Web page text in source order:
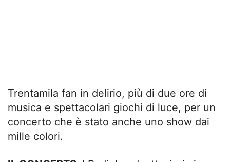
Trentamila fan in delirio, più di due ore di
musica e spettacolari giochi di luce, per un
concerto che è stato anche uno show dai
mille colori.